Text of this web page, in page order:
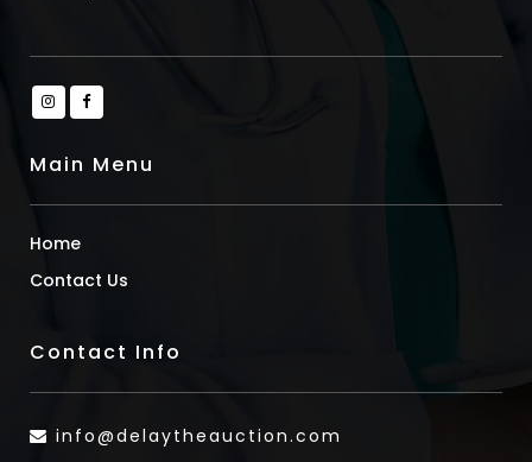
Main Menu
Home
Contact Us
Contact Info
info@delaytheauction.com